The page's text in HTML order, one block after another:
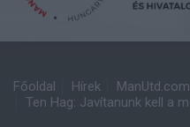
Főoldal Hírek
ManUtd.com
Ten Hag: Javítanunk kell a